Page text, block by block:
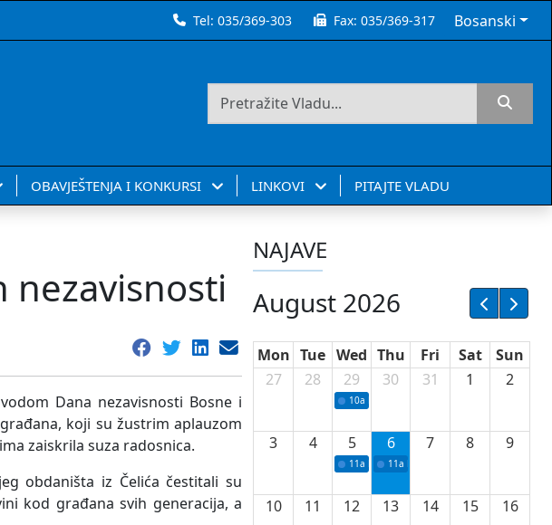
Tel:035/369-303 Fax:035/369-317 Bosanski
OBAVJEŠTENJA I KONKURSI LINKOVI PITAJTE VLADU
nezavisnosti
Dana nezavisnosti Bosne i
koji su žustrim aplauzom
zaiskrila suza radosnica.
obdaništa iz Čelića čestitali su
kod građana svih generacija, a
NAJAVE
August 2026
Mon Tue Wed Thu Fri Sat
Sun
27
28 29
10a Potpisivanje ugovora sa neprofitnim
30 31 1 2
3 4 5
11a Potpisivanje ugovora o stipendijama
6
11a Podrška razvoju vodne
7 8 9
10 11 12 13 14 15 16